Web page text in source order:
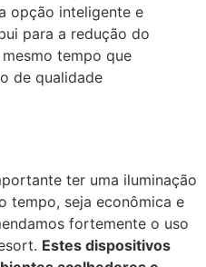
opção inteligente e
para a redução do
tempo que
de qualidade
ter uma iluminação
tempo, seja econômica e
fortemente o uso
Estes dispositivos